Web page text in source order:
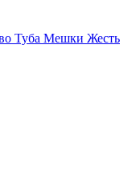
Туба Мешки Жесть